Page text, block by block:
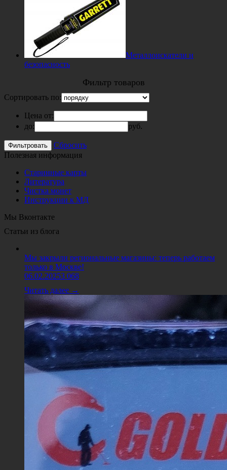
Металлоискатели и
безопасность
Фильтр товаров
Сортировать по:
Цена от:
до:
руб.
Сбросить
Полезная информация
Старинные карты
Литература
Чистка монет
Инструкции к МД
Мы Вконтакте
Статьи из блога
Мы закрыли региональные магазины: теперь работаем
только в Москве!
06.02.20253 068
Читать далее →